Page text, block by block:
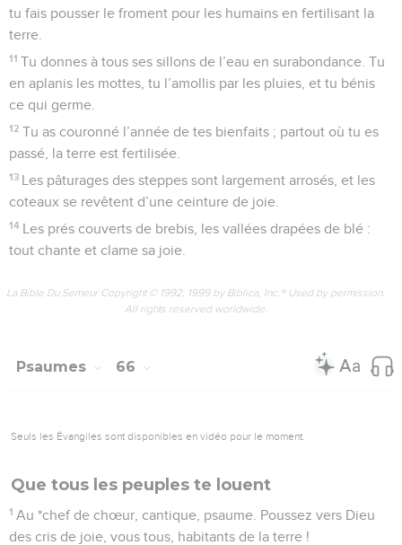
tu fais pousser le froment pour les humains en fertilisant la
terre.
11 Tu donnes à tous ses sillons de l’eau en surabondance. Tu
en aplanis les mottes, tu l’amollis par les pluies, et tu bénis
ce qui germe.
12 Tu as couronné l’année de tes bienfaits ; partout où tu es
passé, la terre est fertilisée.
13 Les pâturages des steppes sont largement arrosés, et les
coteaux se revêtent d’une ceinture de joie.
14 Les prés couverts de brebis, les vallées drapées de blé :
tout chante et clame sa joie.
La Bible Du Semeur Copyright © 1992, 1999 by Biblica, Inc.® Used by permission.
All rights reserved worldwide.
Psaumes 66
Seuls les Évangiles sont disponibles en vidéo pour le moment.
Que tous les peuples te louent
1 Au *chef de chœur, cantique, psaume. Poussez vers Dieu
des cris de joie, vous tous, habitants de la terre !